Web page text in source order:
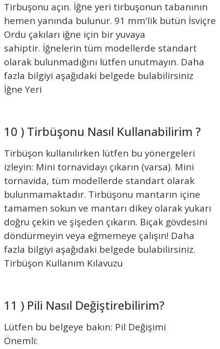
Tirbuşonu açın. İğne yeri tirbuşonun tabanının
hemen yanında bulunur. 91 mm'lik bütün İsviçre
Ordu çakıları iğne için bir yuvaya
sahiptir. İğnelerin tüm modellerde standart
olarak bulunmadığını lütfen unutmayın. Daha
fazla bilgiyi aşağıdaki belgede bulabilirsiniz
İğne Yeri
10 ) Tirbüşonu Nasıl Kullanabilirim ?
Tirbüşon kullanılırken lütfen bu yönergeleri
izleyin: Mini tornavidayı çıkarın (varsa). Mini
tornavida, tüm modellerde standart olarak
bulunmamaktadır. Tirbüşonu mantarın içine
tamamen sokun ve mantarı dikey olarak yukarı
doğru çekin ve şişeden çıkarın. Bıçak gövdesini
döndürmeyin veya eğmemeye çalışın! Daha
fazla bilgiyi aşağıdaki belgede bulabilirsiniz.
Tirbüşon Kullanım Kılavuzu
11 ) Pili Nasıl Değiştirebilirim?
Lütfen bu belgeye bakın: Pil Değişimi
Önemli: